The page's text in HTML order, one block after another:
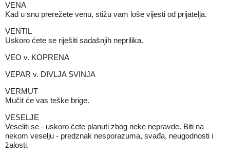
VENA
Kad u snu prerežete venu, stižu vam loše vijesti od prijatelja.
VENTIL
Uskoro ćete se riješiti sadašnjih neprilika.
VEO v. KOPRENA
VEPAR v. DIVLJA SVINJA
VERMUT
Mučit će vas teške brige.
VESELJE
Veseliti se - uskoro ćete planuti zbog neke nepravde. Biti na
nekom veselju - predznak nesporazuma, svađa, neugodnosti i
žalosti.